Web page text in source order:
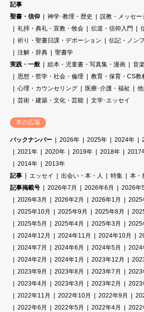
記事
聖書・信仰
神学･教理・歴史
説教・メッセー
礼拝・典礼・宣教・牧会
伝道・信仰入門
祈り・聖書日課・デボーション
伝記・ノン
注解・辞典
聖書学
実践・一般
絵本・児童書・写真集・漫画
音
思想・哲学・社会・倫理
教育・保育・CS教
心理・カウンセリング
医療･介護・福祉
芸術・建築・文化・芸能
文学･エッセイ
本の広場
バックナンバー 2026年 2025年 2024年
2021年
2020年 2019年 2018年 2017
2014年
2013年
記事
エッセイ 出会い・本・人 特集
本・
記事掲載号
2026年7月 2026年6月 2026年
2026年3月
2026年2月 2026年1月 2025
2025年10月
2025年9月 2025年8月
2025年5月
2025年4月 2025年3月 2025
2024年12月
2024年11月 2024年10月
2024年7月
2024年6月 2024年5月 2024
2024年2月
2024年1月 2023年12月
2023年9月
2023年8月 2023年7月 2023
2023年4月
2023年3月 2023年2月 2023
2022年11月
2022年10月 2022年9月
2022年6月
2022年5月 2022年4月 2022